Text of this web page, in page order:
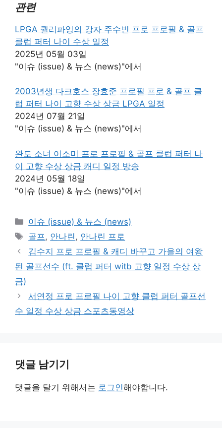
관련
LPGA 퀄리파잉의 강자 주수빈 프로 프로필 & 골프
클럽 퍼터 나이 수상 일정
2025년 05월 03일
"이슈 (issue) & 뉴스 (news)"에서
2003년생 다크호스 장효준 프로필 프로 & 골프 클
럽 퍼터 나이 고향 수상 상금 LPGA 일정
2024년 07월 21일
"이슈 (issue) & 뉴스 (news)"에서
완도 소녀 이소미 프로 프로필 & 골프 클럽 퍼터 나
이 고향 수상 상금 캐디 일정 방송
2024년 05월 18일
"이슈 (issue) & 뉴스 (news)"에서
카
테
리
이슈 (issue) & 뉴스 (news)
태
그
골프 , 안나린 , 안나린 프로
김수지 프로 프로필 & 캐디 바꾸고 가을의 여왕
된 골프선수 (ft. 클럽 퍼터 witb 고향 일정 수상 상
금)
서연정 프로 프로필 나이 고향 클럽 퍼터 골프선
수 일정 수상 상금 스포츠동영상
댓글 남기기
댓글을 달기 위해서는 로그인해야합니다.